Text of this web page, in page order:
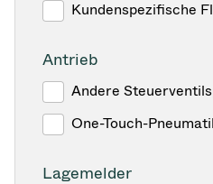
Kundenspezifische
Antrieb
Andere
One-Touch-
Lagemelder